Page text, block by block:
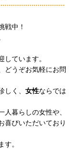
戦中！
しています。
どうぞお気軽にお問
しく、 女性ならでは
暮らしの女性や、
喜びいただいており
。